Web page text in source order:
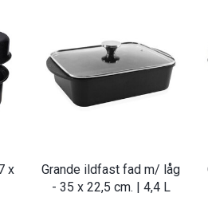
x
Grande ildfast fad m/ låg
- 35 x 22,5 cm. | 4,4 L